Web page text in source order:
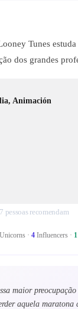
Tunes
dos grandes
Animación
pessoas recomendam
Unicorns · 4 Influencers · 1
maior
aquela maratona